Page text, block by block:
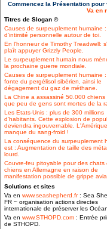
Commencez la Présentation
Va en
Titres de Slogan ©
Causes de surpeuplement humaine
d'intimité personnelle autour de toi.
En l'honneur de Timothy Treadwell:
plaît appuyer Grizzly People.
Le surpeuplement humain nous
la prochaine guerre mondiale.
Causes de surpeuplement humaine
fonte du pergélisol sibérien, ainsi le
dégagement du gaz de méthane.
La Chine a assassiné 50.000 chiens
que peu de gens sont mortes de la
Les Etats-Unis : plus de 300 millions
d'habitants. Cette explosion de
deviendra ingouvernable. L'Amérique
manque du sang-froid !
La conséquence du surpeuplement
est : Augmentation de taille des
lourd.
Couvre-feu pitoyable pour des chats
chiens en Allemagne en raison de
manifestation possible de grippe
Solutions et sites
Va en www.seashepherd.fr: Sea
FR ~ organisation actions directes
internationale de préserver les
Va en www.STHOPD.com : Entrée
de STHOPD.